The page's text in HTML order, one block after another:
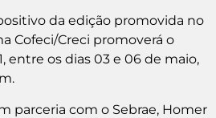
da edição promovida no
Cofeci/Creci promoverá o
entre os dias 03 e 06 de maio,
parceria com o Sebrae, Homer